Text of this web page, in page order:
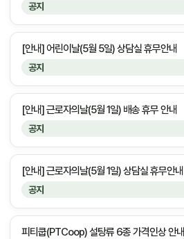
공지
공지
[안내] 어린이날(5월 5일) 상담실 휴무안내
공지
[안내] 근로자의날(5월 1일) 배송 휴무 안내
공지
[안내] 근로자의날(5월 1일) 상담실 휴무안내
피티쿱(PTCoop) 설탕류 6종 가격인상 안내